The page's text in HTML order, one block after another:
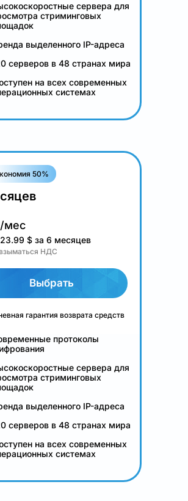
сервера для
стриминговых
выделенного IP-адреса
серверов в 48 странах мира
на всех современных
системах
50%
/мес
23.99 $ за 6 месяцев
НДС
Выбрать
гарантия возврата средств
протоколы
сервера для
стриминговых
выделенного IP-адреса
серверов в 48 странах мира
на всех современных
системах